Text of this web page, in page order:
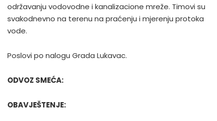
održavanju vodovodne i kanalizacione mreže. Timovi su
svakodnevno na terenu na praćenju i mjerenju protoka
vode.
Poslovi po nalogu Grada Lukavac.
ODVOZ SMEĆA:
OBAVJEŠTENJE: